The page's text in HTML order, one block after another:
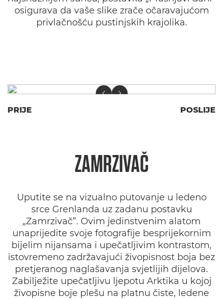
osigurava da vaše slike zrače očaravajućom
privlačnošću pustinjskih krajolika.
PRIJE POSLIJE
ZAMRZIVAČ
Uputite se na vizualno putovanje u ledeno
srce Grenlanda uz zadanu postavku
„Zamrzivač”. Ovim jedinstvenim alatom
unaprijedite svoje fotografije besprijekornim
bijelim nijansama i upečatljivim kontrastom,
istovremeno zadržavajući živopisnost boja bez
pretjeranog naglašavanja svjetlijih dijelova.
Zabilježite upečatljivu ljepotu Arktika u kojoj
živopisne boje plešu na platnu čiste, ledene